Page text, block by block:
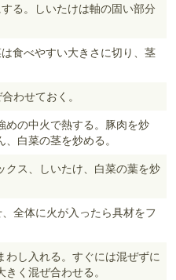
る。しいたけは軸の固い部分
食べやすい大きさに切り、茎
わせておく。
めの中火で熱する。豚肉を炒
白菜の茎を炒める。
クス、しいたけ、白菜の葉を炒
全体に火が入ったら具材をフ
し入れる。すぐには混ぜずに
く混ぜ合わせる。